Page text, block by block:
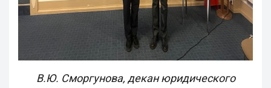
В.Ю. Сморгунова, декан юридического